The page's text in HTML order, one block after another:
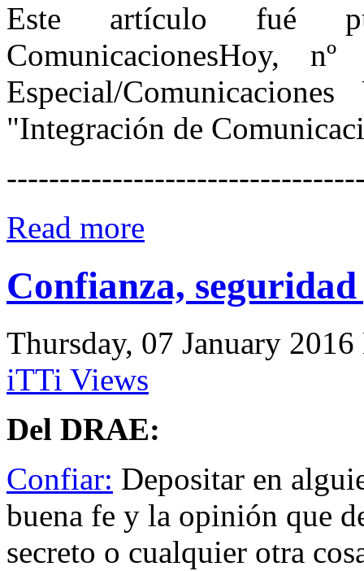
Este artículo fué
ComunicacionesHoy,
Especial/
"Integración de
Read more
Confianza,
Thursday, 07 January
iTTi Views
Del DRAE:
Confiar: Depositar en
buena fe y la opinión que
secreto o cualquier otra